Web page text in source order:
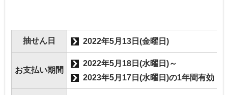
抽せん日 2022年5月13日(金曜日)
お支払い期間
2022年5月18日(水曜日)～
2023年5月17日(水曜日)の1年間有効